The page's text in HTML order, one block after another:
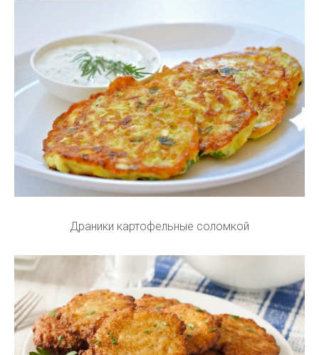
Драники картофельные соломкой